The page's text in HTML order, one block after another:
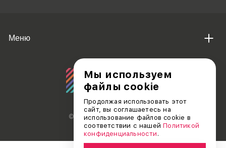
© АО «ДЕБЮТ», 2011 — 2026
Меню
Мы используем
файлы cookie
Продолжая использовать этот
сайт, вы соглашаетесь на
использование файлов cookie в
соответствии с нашейПолитикой
конфиденциальности .